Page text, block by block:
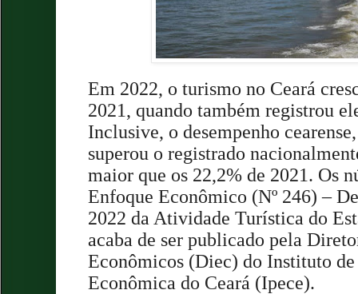
Em 2022, o turismo no Ceará
2021, quando também registrou
Inclusive, o desempenho
superou o registrado
maior que os 22,2% de 2021. Os
Enfoque Econômico (Nº 246) –
2022 da Atividade Turística do
acaba de ser publicado pela
Econômicos (Diec) do Instituto de
Econômica do Ceará (Ipece).